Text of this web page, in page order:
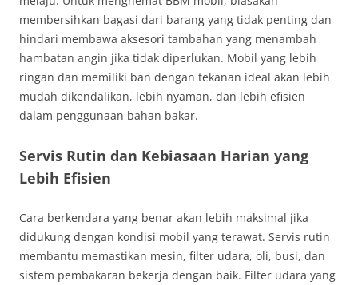
membersihkan bagasi dari barang yang tidak penting dan
hindari membawa aksesori tambahan yang menambah
hambatan angin jika tidak diperlukan. Mobil yang lebih
ringan dan memiliki ban dengan tekanan ideal akan lebih
mudah dikendalikan, lebih nyaman, dan lebih efisien
dalam penggunaan bahan bakar.
Servis Rutin dan Kebiasaan Harian yang
Lebih Efisien
Cara berkendara yang benar akan lebih maksimal jika
didukung dengan kondisi mobil yang terawat. Servis rutin
membantu memastikan mesin, filter udara, oli, busi, dan
sistem pembakaran bekerja dengan baik. Filter udara yang